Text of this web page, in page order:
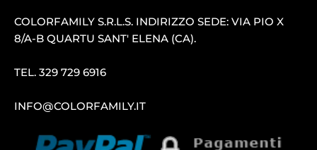
COLORFAMILY S.R.L.S. INDIRIZZO SEDE: VIA PIO X
8/A-B QUARTU SANT′ ELENA (CA).
TEL. 329 729 6916
INFO@COLORFAMILY.IT